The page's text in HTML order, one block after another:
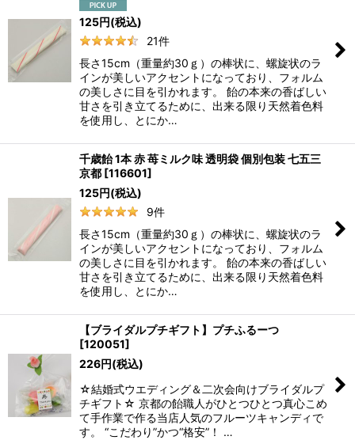
125円(税込)
21件
長さ15cm（重量約30ｇ）の棒状に、螺旋状のラ
インが美しいアクセントになっており、フォルム
の美しさに目を引かれます。 飴の本来の香ばしい
甘さを引き立てるために、出来る限り天然着色料
を使用し、とにか…
千歳飴 1本 赤 苺ミルク味 透明袋 個別包装 七五三
京都 [116601]
125円(税込)
9件
長さ15cm（重量約30ｇ）の棒状に、螺旋状のラ
インが美しいアクセントになっており、フォルム
の美しさに目を引かれます。 飴の本来の香ばしい
甘さを引き立てるために、出来る限り天然着色料
を使用し、とにか…
【ブライダルプチギフト】プチふるーつ
[120051]
226円(税込)
☆結婚式ウエディング＆二次会向けブライダルプ
チギフト☆ 京都の飴職人がひとつひとつ真心こめ
て手作業で作る当店人気のフルーツキャンディで
す。 “こだわり”かつ“格安”！ …